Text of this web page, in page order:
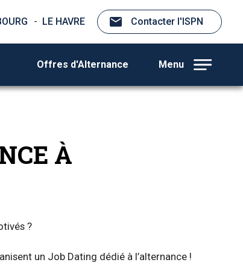
LE HAVRE Contacter l'ISPN
Offres d'Alternance Menu
À
?
un Job Dating dédié à l’alternance !